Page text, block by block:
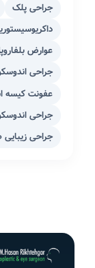
جراحی پلک
عوارض
جراحی
عفونت کیسه
جراحی
جراحی